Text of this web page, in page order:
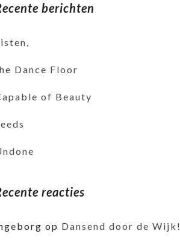
berichten
Dance Floor
of Beauty
reacties
op Dansend door de Wijk!